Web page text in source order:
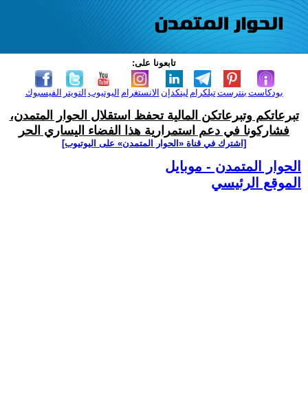
تابعونا على:
الفيسبوك التويتر اليوتيوب الانستغرام لينكدإن تيلكرامبنترست بودكاست
تبرعاتكم وتبرعاتكن المالية تحفظ استقلال الحوار المتمدن،
فشاركونا في دعم استمرارية هذا الفضاء اليساري الحر
[اشترك في قناة ‫«الحوار المتمدن» على اليوتيوب]
الحوار المتمدن - موبايل
الموقع الرئيسي